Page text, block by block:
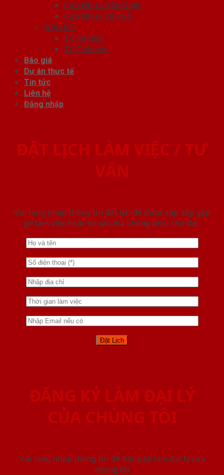
Cửa Nhựa Hàn Quốc
Cửa Nhựa Vân Gỗ
Nội thất
Tủ Kệ Bếp
Tủ Quần Áo
Báo giá
Dự án thực tế
Tin tức
Liên hệ
Đăng nhập
ĐẶT LỊCH LÀM VIỆC / TƯ
VẤN
Vui lòng nhập thông tin đặt lịch để được sắp xếp gặp
gỡ làm việc hoăc tư vấn mà không phải chờ đợi.
ĐĂNG KÝ LÀM ĐẠI LÝ
CỦA CHÚNG TÔI
Vui lòng nhập thông tin để đăng ký làm đại lý của
chúng tôi